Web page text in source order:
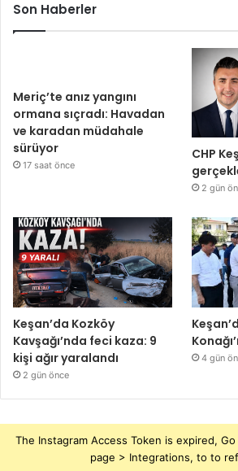
Son Haberler
Meriç’te anız yangını
ormana sıçradı: Havadan
ve karadan müdahale
sürüyor
17 saat önce
CHP
2 gün
Keşan’da Kozköy
Kavşağı’nda feci kaza: 9
kişi ağır yaralandı
2 gün önce
4 gün
The Instagram Access Token is expired,
page > Integrations, to to